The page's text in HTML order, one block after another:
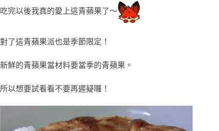
吃完以後我真的愛上這青蘋果了～
對了這青蘋果派也是季節限定！
新鮮的青蘋果當材料要當季的青蘋果。
所以想要試看看不要再遲疑囉！